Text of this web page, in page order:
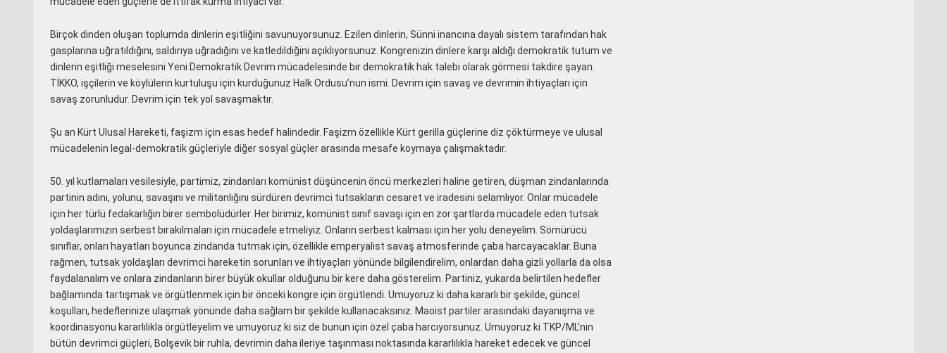
Birçok dinden oluşan toplumda dinlerin eşitliğini savunuyorsunuz. Ezilen dinlerin, Sünni inancına dayalı sistem tarafından hak
gasplarına uğratıldığını, saldırıya uğradığını ve katledildiğini açıklıyorsunuz. Kongrenizin dinlere karşı aldığı demokratik tutum ve
dinlerin eşitliği meselesini Yeni Demokratik Devrim mücadelesinde bir demokratik hak talebi olarak görmesi takdire şayan.
TİKKO, işçilerin ve köylülerin kurtuluşu için kurduğunuz Halk Ordusu’nun ismi. Devrim için savaş ve devrimin ihtiyaçları için
savaş zorunludur. Devrim için tek yol savaşmaktır.
Şu an Kürt Ulusal Hareketi, faşizm için esas hedef halindedir. Faşizm özellikle Kürt gerilla güçlerine diz çöktürmeye ve ulusal
mücadelenin legal-demokratik güçleriyle diğer sosyal güçler arasında mesafe koymaya çalışmaktadır.
50. yıl kutlamaları vesilesiyle, partimiz, zindanları komünist düşüncenin öncü merkezleri haline getiren, düşman zindanlarında
partinin adını, yolunu, savaşını ve militanlığını sürdüren devrimci tutsakların cesaret ve iradesini selamlıyor. Onlar mücadele
için her türlü fedakarlığın birer sembolüdürler. Her birimiz, komünist sınıf savaşı için en zor şartlarda mücadele eden tutsak
yoldaşlarımızın serbest bırakılmaları için mücadele etmeliyiz. Onların serbest kalması için her yolu deneyelim. Sömürücü
sınıflar, onları hayatları boyunca zindanda tutmak için, özellikle emperyalist savaş atmosferinde çaba harcayacaklar. Buna
rağmen, tutsak yoldaşları devrimci hareketin sorunları ve ihtiyaçları yönünde bilgilendirelim, onlardan daha gizli yollarla da olsa
faydalanalım ve onlara zindanların birer büyük okullar olduğunu bir kere daha gösterelim. Partiniz, yukarda belirtilen hedefler
bağlamında tartışmak ve örgütlenmek için bir önceki kongre için örgütlendi. Umuyoruz ki daha kararlı bir şekilde, güncel
koşulları, hedeflerinize ulaşmak yönünde daha sağlam bir şekilde kullanacaksınız. Maoist partiler arasındaki dayanışma ve
koordinasyonu kararlılıkla örgütleyelim ve umuyoruz ki siz de bunun için özel çaba harcıyorsunuz. Umuyoruz ki TKP/ML’nin
bütün devrimci güçleri, Bolşevik bir ruhla, devrimin daha ileriye taşınması noktasında kararlılıkla hareket edecek ve güncel